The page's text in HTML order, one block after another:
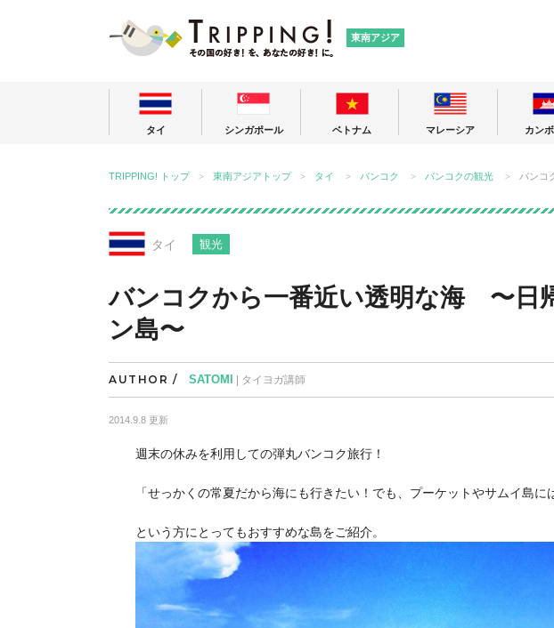
東南アジア
タイ シンガポール ベトナム マレーシア カン
TRIPPING! トップ 東南アジアトップ タイ バンコク バンコクの観光 バンコ
タイ 観光
バンコクから一番近い透明な海 〜日
ン島〜
AUTHOR / SATOMI | タイヨガ講師
2014.9.8 更新
週末の休みを利用しての弾丸バンコク旅行！
「せっかくの常夏だから海にも行きたい！でも、プーケットやサムイ島に
という方にとってもおすすめな島をご紹介。